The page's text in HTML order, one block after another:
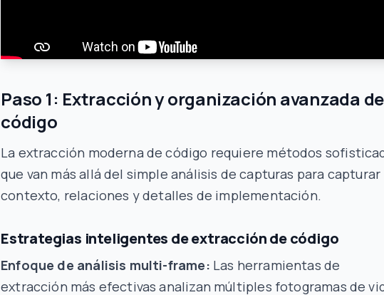
Paso 1: Extracción y organización avanzada de
código
La extracción moderna de código requiere métodos
que van más allá del simple análisis de capturas para capturar
contexto, relaciones y detalles de implementación.
Estrategias inteligentes de extracción de código
Enfoque de análisis multi-frame: Las herramientas de
extracción más efectivas analizan múltiples fotogramas de